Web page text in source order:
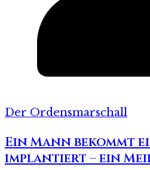
Der Ordensmarschall
Ein Mann bekommt
implantiert – ein